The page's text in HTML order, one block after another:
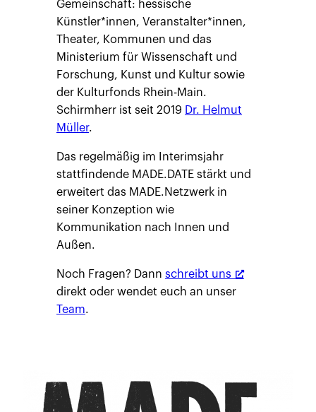
Gemeinschaft: hessische
Künstler*innen, Veranstalter*innen,
Theater, Kommunen und das
Ministerium für Wissenschaft und
Forschung, Kunst und Kultur sowie
der Kulturfonds Rhein-Main.
Schirmherr ist seit 2019 Dr. Helmut
Müller.
Das regelmäßig im Interimsjahr
stattfindende MADE.DATE stärkt und
erweitert das MADE.Netzwerk in
seiner Konzeption wie
Kommunikation nach Innen und
Außen.
Noch Fragen? Dann schreibt uns
direkt oder wendet euch an unser
Team.